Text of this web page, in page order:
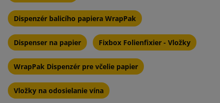
Dispenzér balicího papiera WrapPak
Dispenser na papier Fixbox Folienfixier - Vložky
WrapPak Dispenzér pre včelie papier
Vložky na odosielanie vína